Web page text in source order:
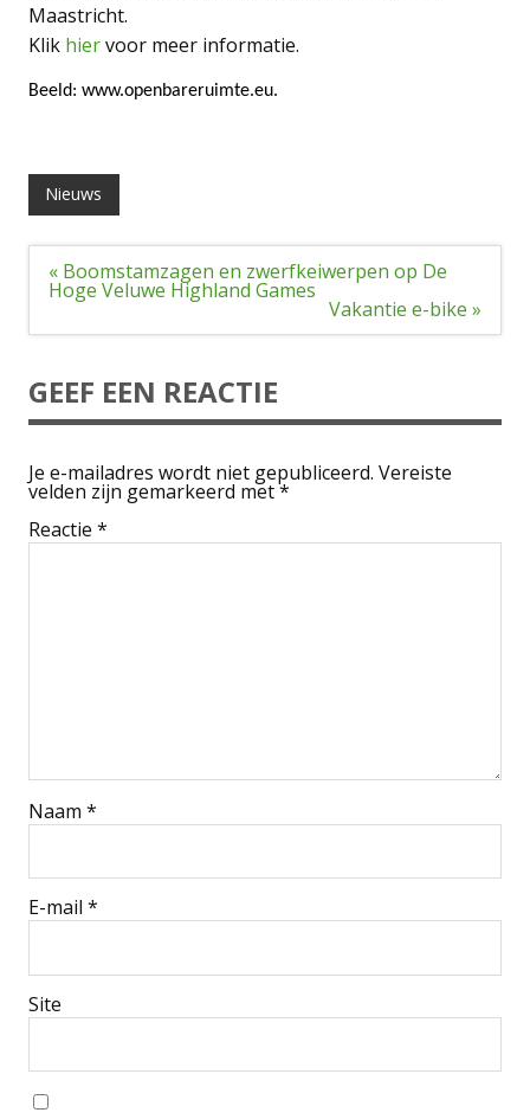
Maastricht.
Klik hiervoor meer informatie.
Beeld: www.openbareruimte.eu.
Nieuws
Bericht
navigatie
« Boomstamzagen en zwerfkeiwerpen op De
Hoge Veluwe Highland Games
Vakantie e-bike »
GEEF EEN REACTIE
Je e-mailadres wordt niet gepubliceerd. Vereiste
velden zijn gemarkeerd met*
Reactie *
Naam *
E-mail *
Site